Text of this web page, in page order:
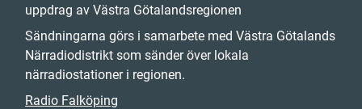
uppdrag av Västra Götalandsregionen
Sändningarna görs i samarbete med Västra Götalands
Närradiodistrikt som sänder över lokala
närradiostationer i regionen.
Radio Falköping